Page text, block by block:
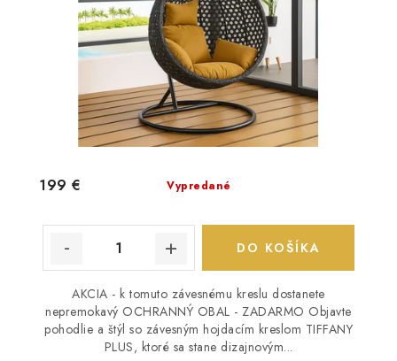
Vypredané
199 €
DO KOŠÍKA
AKCIA - k tomuto závesnému kreslu dostanete
nepremokavý OCHRANNÝ OBAL - ZADARMO Objavte
pohodlie a štýl so závesným hojdacím kreslom TIFFANY
PLUS, ktoré sa stane dizajnovým...